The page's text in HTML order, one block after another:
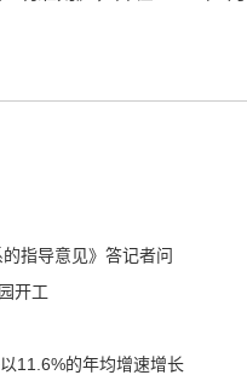
指导意见》答记者问
开工
11.6%的年均增速增长